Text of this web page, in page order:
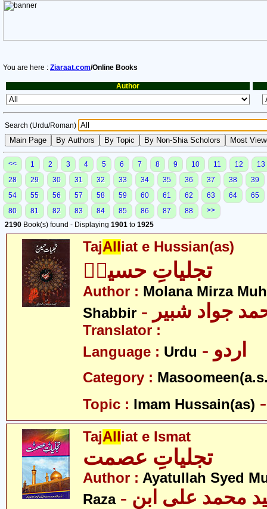
You are here : Ziaraat.com/Online Books
Author
Search (Urdu/Roman)
<< 1 2 3 4 5 6 7 8 9 10 11 12
13
28
29 30 31 32 33 34 35 36 37 38
39
54
55 56 57 58 59 60 61 62 63 64
65
80
81 82 83 84 85 86 87 88
>>
2190 Book(s) found - Displaying 1901 to 1925
TajAlliat e Hussian(as)
تجلیاتِ حسینؑ
Author : Molana Mirza
Shabbir
جواد شبیر
Translator :
Language : Urdu - اردو
Category :
Topic : Imam Hussain(as)
TajAlliat e Ismat
تجلیاتِ عصمت
Author : Ayatullah Syed
Raza- آیت اللہ سید محمد علی ابن